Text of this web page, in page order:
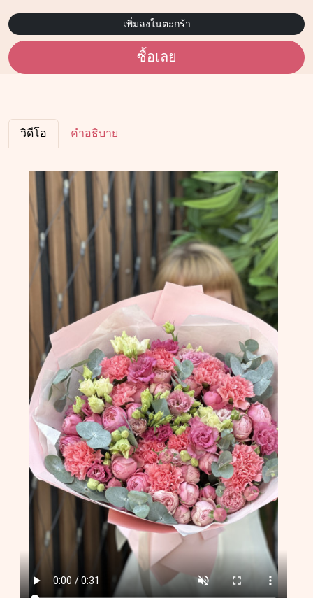
เพิ่มลงในตะกร้า
ซื้อเลย
วิดีโอ คำอธิบาย